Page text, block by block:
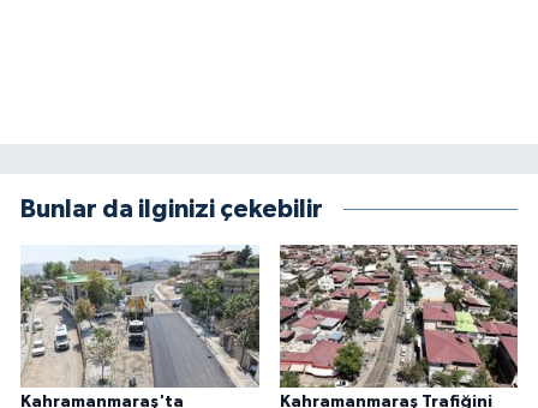
Bunlar da ilginizi çekebilir
Kahramanmaraş'ta
Kahramanmaraş Trafiğini